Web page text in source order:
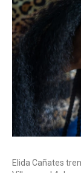
Elida Cañates